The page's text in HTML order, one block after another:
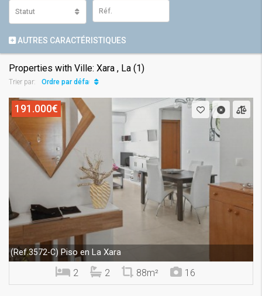
Statut
AUTRES CARACTÉRISTIQUES
Properties with Ville: Xara , La (1)
Trier par: Ordre par défaut
191.000€
(Ref.3572-C) Piso en La Xara
2 2 88m² 16